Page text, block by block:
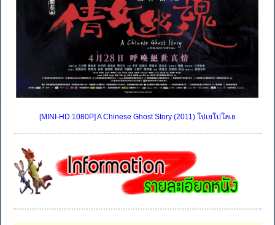
[MINI-HD 1080P] A Chinese Ghost Story (2011) โปเยโปโลเย